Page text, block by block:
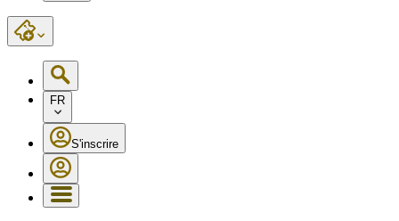
FR
S'inscrire